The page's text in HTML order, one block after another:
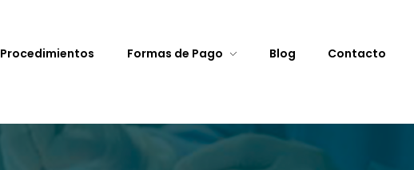
Procedimientos Formas de Pago Blog Contacto